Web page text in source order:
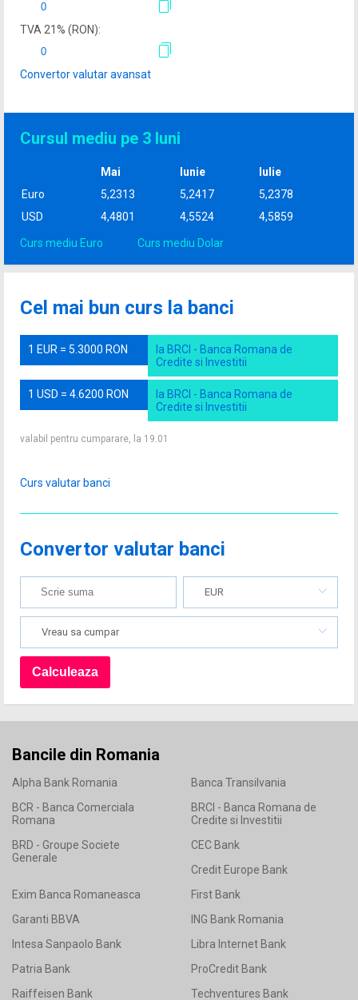
TVA 21% (RON):
Convertor valutar avansat
Cursul mediu pe 3 luni
Mai Iunie
Iulie
Euro
5,2313 5,2417
5,2378
USD
4,4801 4,5524 4,5859
Curs mediu Euro Curs mediu Dolar
Cel mai bun curs la banci
1 EUR = 5.3000 RON
la BRCI - Banca Romana de
Credite si Investitii
1 USD = 4.6200 RON
la BRCI - Banca Romana de
Credite si Investitii
valabil pentru cumparare, la 19.01
Curs valutar banci
Convertor valutar banci
EUR
Vreau sa cumpar
Bancile din Romania
Alpha Bank Romania
Banca Transilvania
BCR - Banca Comerciala
Romana
BRCI - Banca Romana de
Credite si Investitii
BRD - Groupe Societe
Generale
CEC Bank
Credit Europe Bank
Exim Banca Romaneasca
First Bank
Garanti BBVA
ING Bank Romania
Intesa Sanpaolo Bank
Libra Internet Bank
Patria Bank
ProCredit Bank
Raiffeisen Bank
Techventures Bank